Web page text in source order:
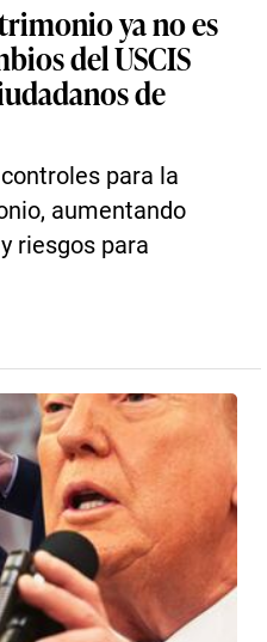
ya no es
del USCIS
de
para la
aumentando
riesgos para